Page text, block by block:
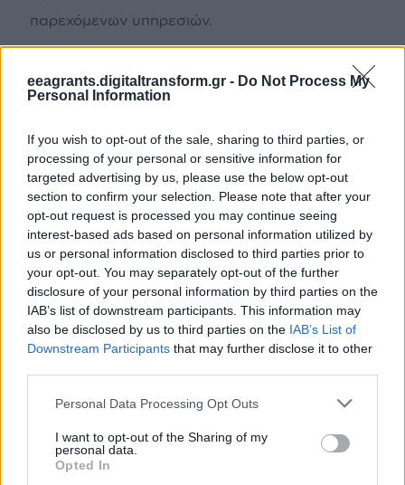
eeagrants.digitaltransform.gr - Do Not Process My
Personal Information
If you wish to opt-out of the sale, sharing to third parties, or
processing of your personal or sensitive information for
targeted advertising by us, please use the below opt-out
section to confirm your selection. Please note that after your
opt-out request is processed you may continue seeing
interest-based ads based on personal information utilized by
us or personal information disclosed to third parties prior to
your opt-out. You may separately opt-out of the further
disclosure of your personal information by third parties on the
IAB’s list of downstream participants. This information may
also be disclosed by us to third parties on the IAB’s List of
Downstream Participants that may further disclose it to other
Personal Data Processing Opt Outs
I want to opt-out of the Sharing of my
personal data.
Opted In
παρεχόμενων υπηρεσιών.
Προγραμματικής Συμφωνίας μεταξύ Ελλάδας
Προγράμματος F «Χρηστή Διακυβέρνηση,
Θεσμοί και Διαφάνεια» και την υπογραφή του
Συμφώνου Υλοποίησης του Προγράμματος
(Programme Implementation Agreement) (ΥΑ
Χρηματοδότησης), η Γενική Γραμματεία
Ψηφιακής Διακυβέρνησης και Απλούστευσης
Διαδικασιών (ΓΓΨΔΑΔ) έχει αναλάβει την
προώθηση και υλοποίηση του έργου PDP1:
Εξυπηρέτησης Πολιτών (ΚΕΠ) και των
παρεχόμενων υπηρεσιών».